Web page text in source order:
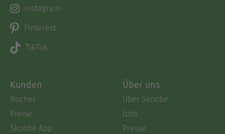
Instagram
Pinterest
TikTok
Kunden
Bücher
Preise
Skoobe App
Über uns
Über Skoobe
Jobs
Presse